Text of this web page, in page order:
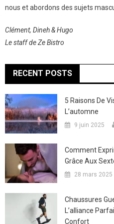
nous et abordons des sujets
Clément, Dineh & Hugo
Le staff de Ze Bistro
RECENT POSTS
5 Raisons De
L’automne
9 juin 2025
Comment
Grâce Aux
28 mars 2025
Chaussures
L’alliance
Confort